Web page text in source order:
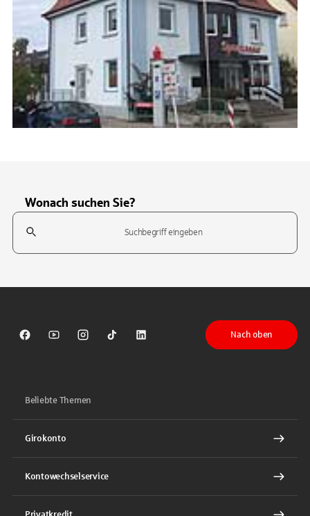
Wonach suchen Sie?
Suchfeld
Sparkasse auf Facebook
Sparkasse auf Youtube
Sparkasse auf Instagram
Sparkasse auf TikTok
Sparkasse auf LinkedIn
Nach oben
Beliebte Themen
Girokonto
Kontowechselservice